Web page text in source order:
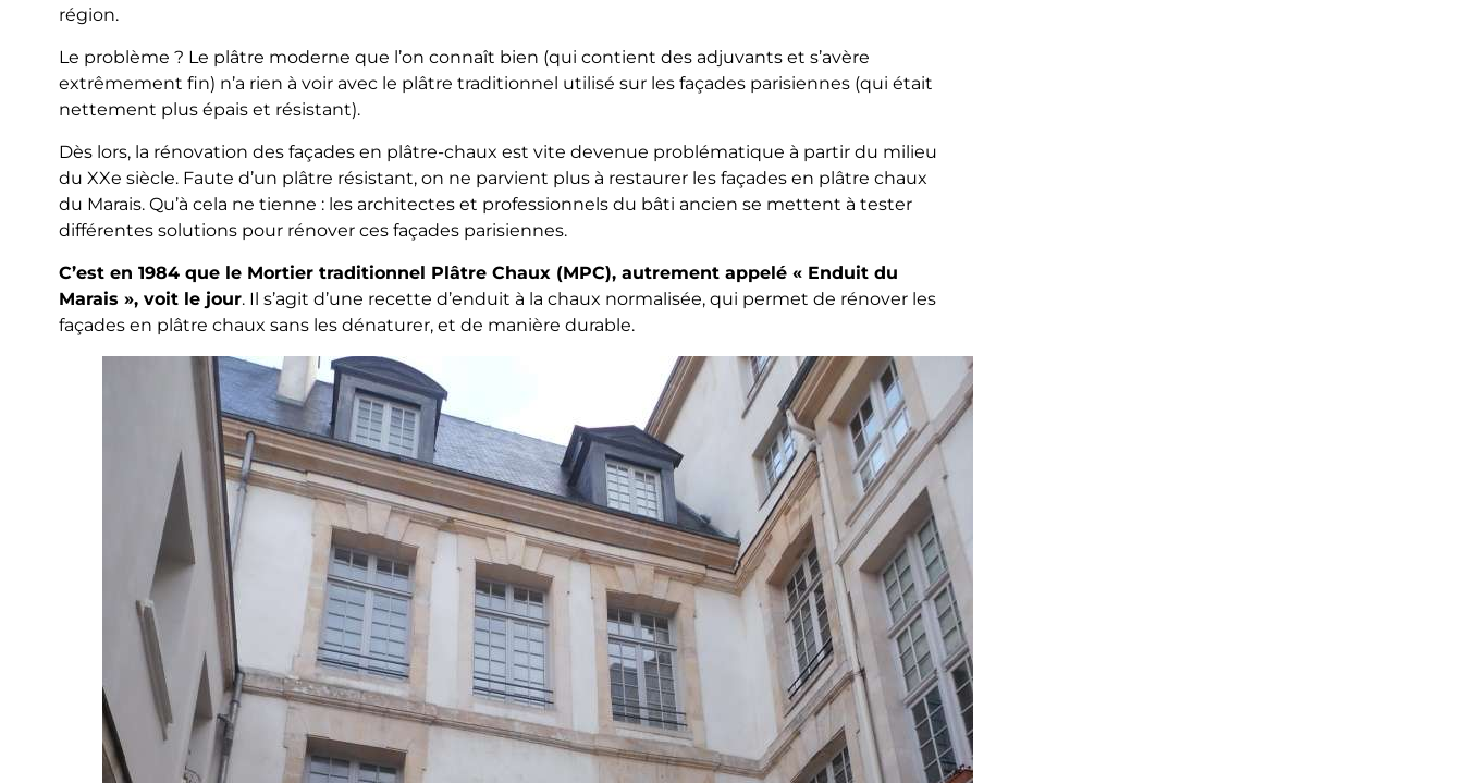
région.
Le problème ? Le plâtre moderne que l’on connaît bien (qui contient des adjuvants et s’avère
extrêmement fin) n’a rien à voir avec le plâtre traditionnel utilisé sur les façades parisiennes (qui était
nettement plus épais et résistant).
Dès lors, la rénovation des façades en plâtre-chaux est vite devenue problématique à partir du milieu
du XXe siècle. Faute d’un plâtre résistant, on ne parvient plus à restaurer les façades en plâtre chaux
du Marais. Qu’à cela ne tienne : les architectes et professionnels du bâti ancien se mettent à tester
différentes solutions pour rénover ces façades parisiennes.
C’est en 1984 que le Mortier traditionnel Plâtre Chaux (MPC), autrement appelé « Enduit du
Marais », voit le jour. Il s’agit d’une recette d’enduit à la chaux normalisée, qui permet de rénover les
façades en plâtre chaux sans les dénaturer, et de manière durable.